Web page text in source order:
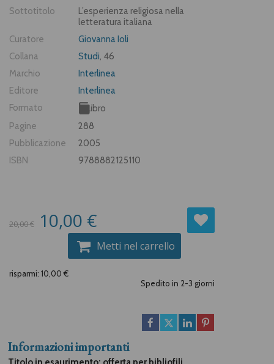
Sottotitolo
L’esperienza religiosa nella
letteratura italiana
Curatore
Giovanna Ioli
Collana
Studi , 46
Marchio
Interlinea
Editore
Interlinea
Formato
Libro
Pagine
288
Pubblicazione
2005
ISBN
9788882125110
20,00 € 10,00 €
Metti nel carrello
risparmi: 10,00 €
Spedito in 2-3 giorni
Informazioni importanti